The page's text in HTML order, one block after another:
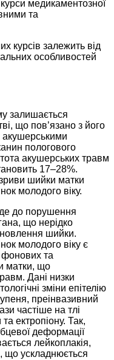
медикаментозної
та
курсів залежить від
особливостей
залишається
що пов’язано з його
пологового
акушерських травм
17–28%.
шийки матки
молодого віку.
до порушення
що нерідко
шийки.
молодого віку є
фонових та
матки, що
Дані низки
зміни епітелію
преінвазивний
частіше на тлі
ектропіону. Так,
деформації
лейкоплакія,
що ускладнюється